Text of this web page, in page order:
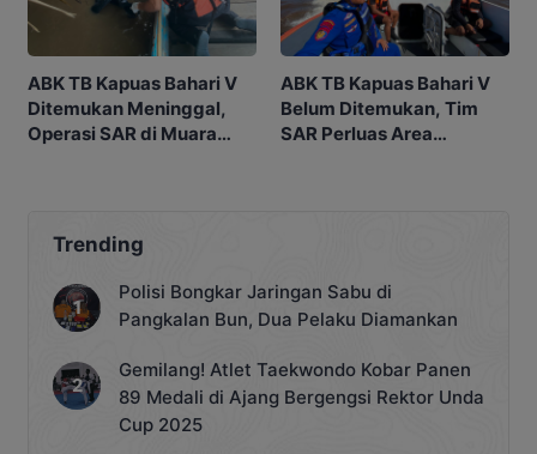
ABK TB Kapuas Bahari V
Ditemukan Meninggal,
Operasi SAR di Muara
ABK TB Kapuas Bahari V
Belum Ditemukan, Tim
SAR Perluas Area
Trending
Polisi Bongkar Jaringan Sabu di
Pangkalan Bun, Dua Pelaku Diamankan
Gemilang! Atlet Taekwondo Kobar Panen
89 Medali di Ajang Bergengsi Rektor Unda
Cup 2025